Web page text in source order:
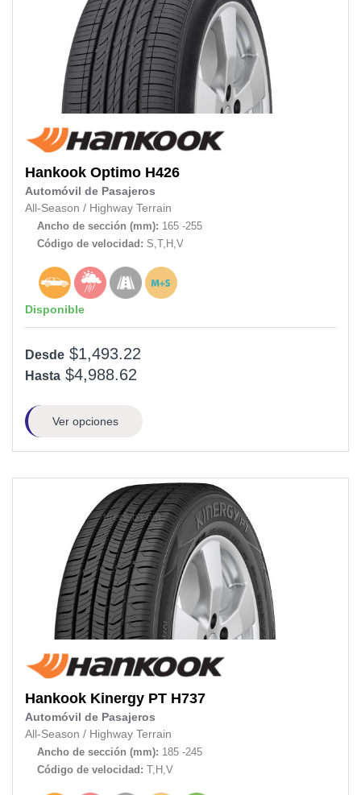
Hankook Optimo H426
Automóvil de Pasajeros
All-Season / Highway Terrain
Ancho de sección (mm): 165 -255
Código de velocidad: S,T,H,V
Disponible
Desde $1,493.22
Hasta $4,988.62
Ver opciones
Hankook Kinergy PT H737
Automóvil de Pasajeros
All-Season / Highway Terrain
Ancho de sección (mm): 185 -245
Código de velocidad: T,H,V